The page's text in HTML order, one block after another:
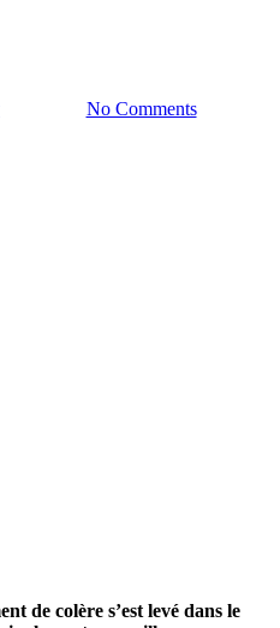
12/02/2024 No Comments
de colère s’est levé dans le